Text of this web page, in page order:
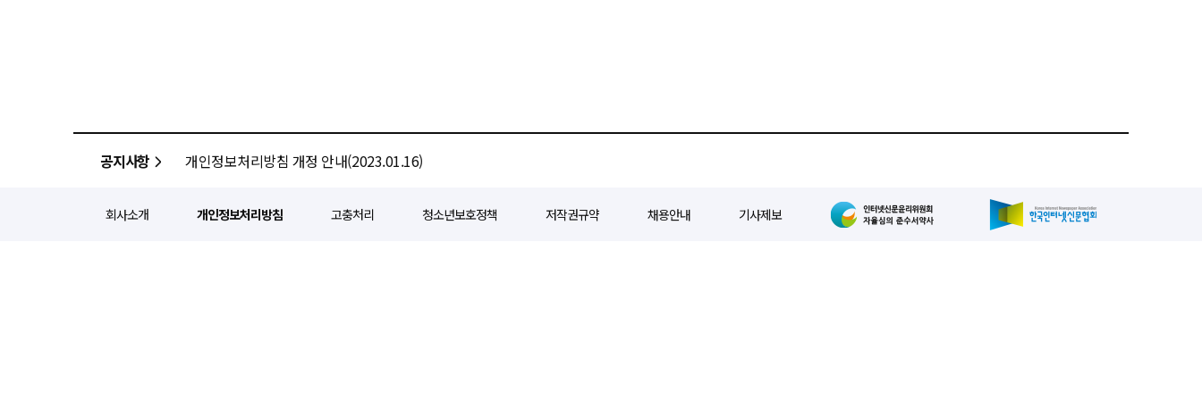
공지사항 개인정보처리방침 개정 안내(2023.01.16)
회사소개 개인정보처리방침 고충처리 청소년보호정책 저작권규약 채용안내 기사제보